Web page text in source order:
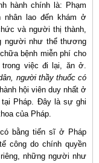
hành chính là: Phạm
nhân lao đến khám ở
và người thị thành,
người như thể thương
bệnh miễn phí cho
trong việc đi lại, ăn ở.
người thầy thuốc có
hội viên duy nhất ở
tại Pháp. Đây là sự ghi
của Pháp.
bằng tiến sĩ ở Pháp
công do chính quyền
những người như